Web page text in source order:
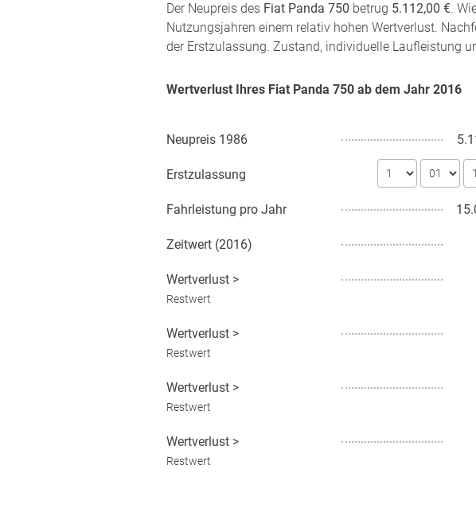
Der Neupreis des Fiat Panda 750 betrug 5.112,00 €.
Nutzungsjahren einem relativ hohen Wertverlust.
der Erstzulassung. Zustand, individuelle Laufleistung
Wertverlust Ihres Fiat Panda 750 ab dem Jahr 2016
Neupreis 1986
Erstzulassung
Fahrleistung pro Jahr
Zeitwert (2016)
Wertverlust >
Restwert
Wertverlust >
Restwert
Wertverlust >
Restwert
Wertverlust >
Restwert